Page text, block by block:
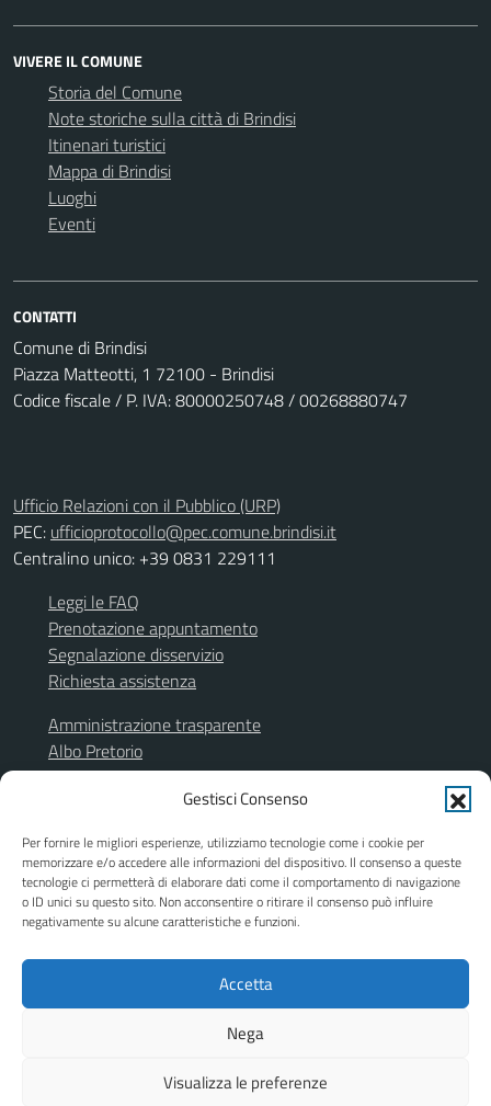
Gestisci Consenso
Per fornire le migliori esperienze, utilizziamo tecnologie come i cookie per
memorizzare e/o accedere alle informazioni del dispositivo. Il consenso a queste
tecnologie ci permetterà di elaborare dati come il comportamento di navigazione
o ID unici su questo sito. Non acconsentire o ritirare il consenso può influire
negativamente su alcune caratteristiche e funzioni.
Accetta
Nega
Visualizza le preferenze
VIVERE IL COMUNE
Storia del Comune
Note storiche sulla città di Brindisi
Itinenari turistici
Mappa di Brindisi
Luoghi
Eventi
CONTATTI
Comune di Brindisi
Piazza Matteotti, 1 72100 - Brindisi
Codice fiscale / P. IVA: 80000250748 / 00268880747
Ufficio Relazioni con il Pubblico (URP)
PEC: ufficioprotocollo@pec.comune.brindisi.it
Centralino unico: +39 0831 229111
Leggi le FAQ
Prenotazione appuntamento
Segnalazione disservizio
Richiesta assistenza
Amministrazione trasparente
Albo Pretorio
Segnalazione illeciti
Informativa privacy
Dichiarazione di accessibilità
Obiettivi di accessibilità
Piano di miglioramento del sito
SEGUICI SU